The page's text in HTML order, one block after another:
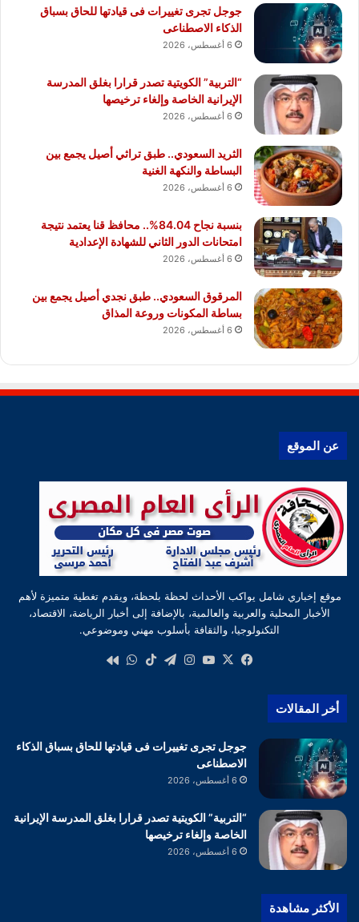
جوجل تجرى تغييرات فى قيادتها للحاق بسباق
الذكاء الاصطناعى
6 أغسطس، 2026
“التربية” الكويتية تصدر قرارا بغلق المدرسة
الإيرانية الخاصة وإلغاء ترخيصها
6 أغسطس، 2026
الثريد السعودي.. طبق تراثي أصيل يجمع بين
البساطة والنكهة الغنية
6 أغسطس، 2026
بنسبة نجاح 84.04%.. محافظ قنا يعتمد نتيجة
امتحانات الدور الثاني للشهادة الإعدادية
6 أغسطس، 2026
المرقوق السعودي.. طبق نجدي أصيل يجمع بين
بساطة المكونات وروعة المذاق
6 أغسطس، 2026
عن الموقع
موقع إخباري شامل يواكب الأحداث لحظة بلحظة، ويقدم تغطية متميزة لأهم
الأخبار المحلية والعربية والعالمية، بالإضافة إلى أخبار الرياضة، الاقتصاد،
التكنولوجيا، والثقافة بأسلوب مهني وموضوعي.
فيسبوك
‫X
‫YouTube
انستقرام
تيلقرام‫TikTokواتساب
أخر المقالات
جوجل تجرى تغييرات فى قيادتها للحاق بسباق الذكاء
الاصطناعى
6 أغسطس، 2026
“التربية” الكويتية تصدر قرارا بغلق المدرسة الإيرانية
الخاصة وإلغاء ترخيصها
6 أغسطس، 2026
الأكثر مشاهدة